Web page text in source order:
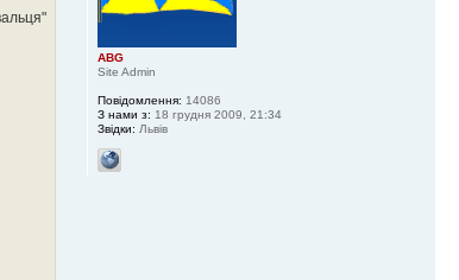
ABG
Site Admin
Повідомлення: 14086
З нами з: 18 грудня 2009, 21:34
Звідки: Львів